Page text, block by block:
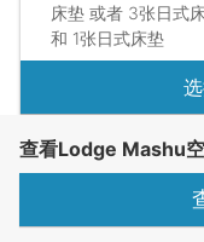
床垫 或者 3张日式
和 1张日式床垫
查看Lodge Mashu